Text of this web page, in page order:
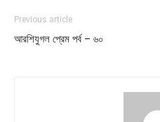
Previous article
আরশিযুগল প্রেম পর্ব – ৬০